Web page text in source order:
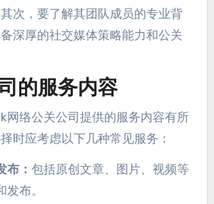
次，要了解其团队成员的专业背
深厚的社交媒体策略能力和公关
的服务内容
网络公关公司提供的服务内容有所
时应考虑以下几种常见服务：
布： 包括原创文章、图片、视频等
布。